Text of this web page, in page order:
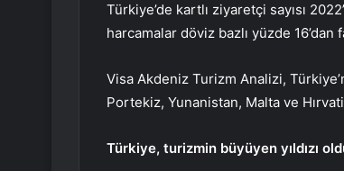
Türkiye’de kartlı ziyaretçi sayısı
harcamalar döviz bazlı yüzde 16’dan
Visa Akdeniz Turizm Analizi,
Portekiz, Yunanistan, Malta ve
Türkiye, turizmin büyüyen yıldızı